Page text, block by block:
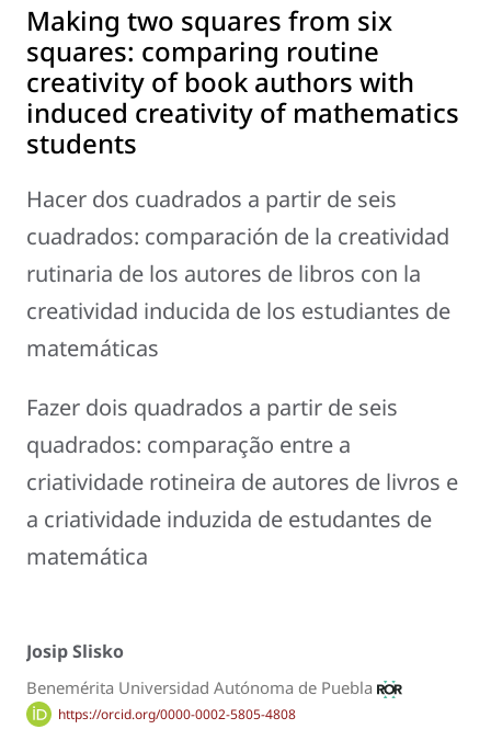
Making two squares from six
squares: comparing routine
creativity of book authors with
induced creativity of mathematics
students
Hacer dos cuadrados a partir de seis
cuadrados: comparación de la creatividad
rutinaria de los autores de libros con la
creatividad inducida de los estudiantes de
matemáticas
Fazer dois quadrados a partir de seis
quadrados: comparação entre a
criatividade rotineira de autores de livros e
a criatividade induzida de estudantes de
matemática
Josip Slisko
Benemérita Universidad Autónoma de Puebla
https://orcid.org/0000-0002-5805-4808